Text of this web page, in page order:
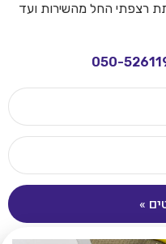
תת רצפתי החל מהשירות ועד
050-
»